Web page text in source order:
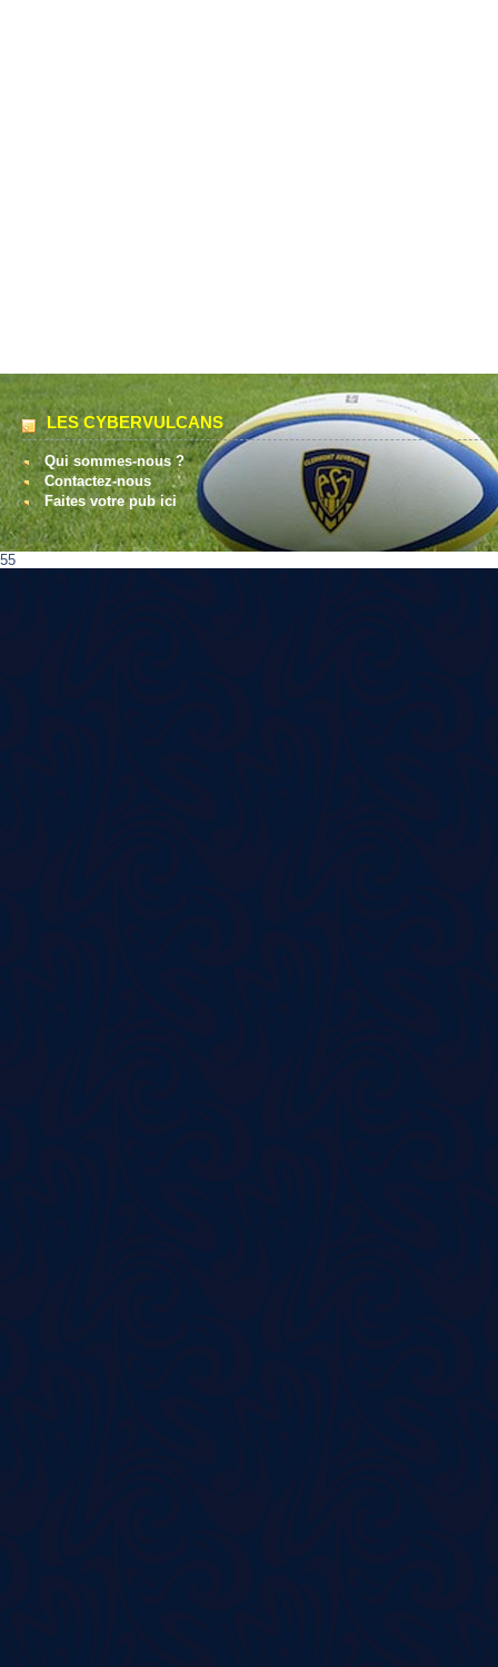
LES CYBERVULCANS
Qui sommes-nous ?
Contactez-nous
Faites votre pub ici
55